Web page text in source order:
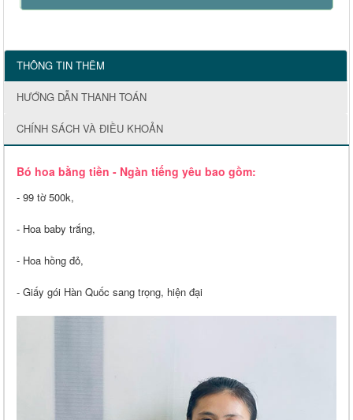
THÔNG TIN THÊM
HƯỚNG DẪN THANH TOÁN
CHÍNH SÁCH VÀ ĐIỀU KHOẢN
Bó hoa bằng tiền - Ngàn tiếng yêu bao gồm:
- 99 tờ 500k,
- Hoa baby trắng,
- Hoa hồng đỏ,
- Giấy gói Hàn Quốc sang trọng, hiện đại